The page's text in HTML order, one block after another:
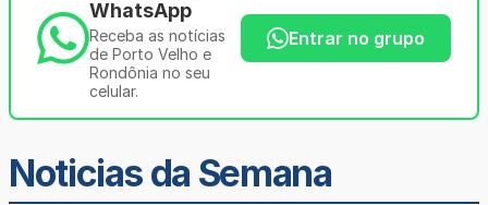
WhatsApp
Receba as notícias
de Porto Velho e
Rondônia no seu
celular.
Entrar no grupo
Noticias da Semana